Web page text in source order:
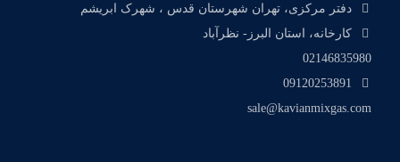
دفتر مرکزی، تهران شهرستان قدس ، شهرک ابریشم
کارخانه، استان البرز- نظرآباد
02146835980
09120253891
sale@kavianmixgas.com